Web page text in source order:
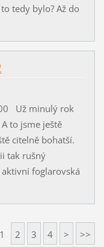
tedy bylo? Až do
Už minulý rok
to jsme ještě
citelně bohatší.
tak rušný
foglarovská
1 2 3 4 > >>